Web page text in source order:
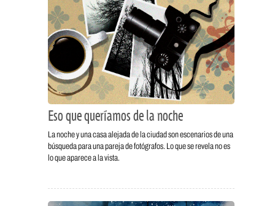
Eso que queríamos de la noche
La noche y una casa alejada de la ciudad son escenarios de una
búsqueda para una pareja de fotógrafos. Lo que se revela no es
lo que aparece a la vista.